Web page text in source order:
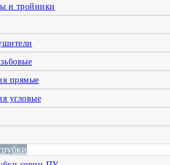
и тройники
прямые
угловые